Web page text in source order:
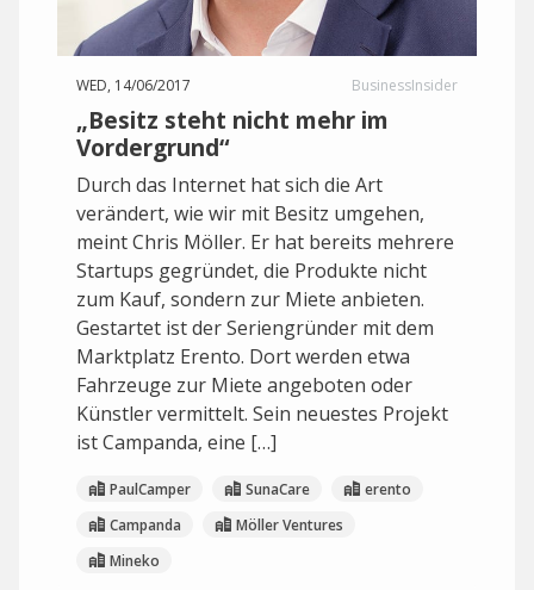
WED, 14/06/2017 BusinessInsider
„Besitz steht nicht mehr im
Vordergrund“
Durch das Internet hat sich die Art
verändert, wie wir mit Besitz umgehen,
meint Chris Möller. Er hat bereits mehrere
Startups gegründet, die Produkte nicht
zum Kauf, sondern zur Miete anbieten.
Gestartet ist der Seriengründer mit dem
Marktplatz Erento. Dort werden etwa
Fahrzeuge zur Miete angeboten oder
Künstler vermittelt. Sein neuestes Projekt
ist Campanda, eine […]
PaulCamper SunaCare
erento
Campanda
Möller Ventures
Mineko